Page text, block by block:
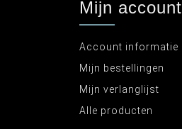
Mijn account
Account informatie
Mijn bestellingen
Mijn verlanglijst
Alle producten